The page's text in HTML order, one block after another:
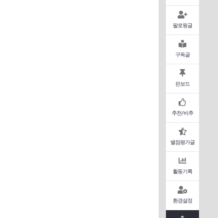
팔로윙글
구독글
핀보드
추천/비추
별점평가글
활동기록
환경설정